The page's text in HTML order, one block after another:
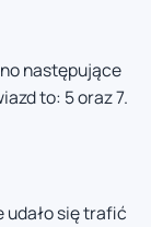
następujące
to: 5 oraz 7.
udało się trafić